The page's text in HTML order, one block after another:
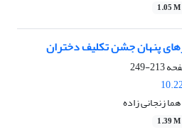
1.05 M
پنهان جشن تکلیف دختران
213-249
زنجانی زاده
1.39 M